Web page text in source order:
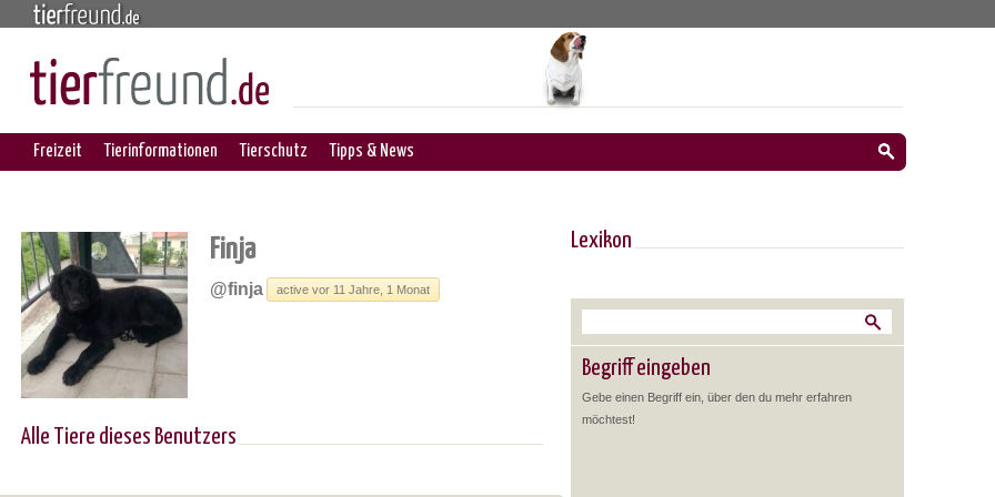
Freizeit Tierinformationen Tierschutz Tipps & News
Finja
@finja active vor 11 Jahre, 1 Monat
Alle Tiere dieses Benutzers
Lexikon
Begriff eingeben
Gebe einen Begriff ein, über den du mehr erfahren
möchtest!